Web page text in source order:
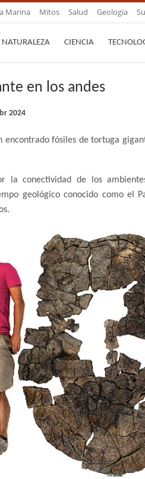
Marina Mitos Salud Geología
NATURALEZA CIENCIA
en los andes
2024
encontrado fósiles de tortuga
la conectividad de los
geológico conocido como el